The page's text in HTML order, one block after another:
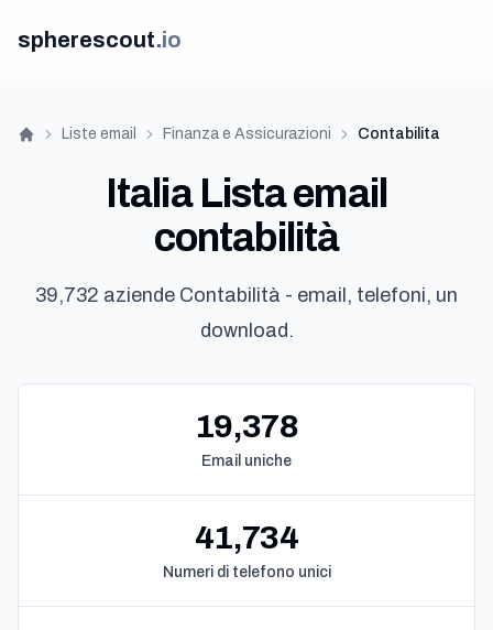
spherescout.io
Home
Liste email Finanza e Assicurazioni Contabilita
Italia Lista email
contabilità
39,732 aziende Contabilità - email, telefoni, un
download.
19,378
Email uniche
41,734
Numeri di telefono unici